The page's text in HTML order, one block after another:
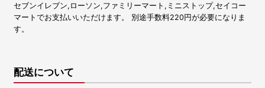
セブンイレブン,ローソン,ファミリーマート,ミニストップ,セイコー
マートでお支払いいただけます。 別途手数料220円が必要になりま
す。
配送について